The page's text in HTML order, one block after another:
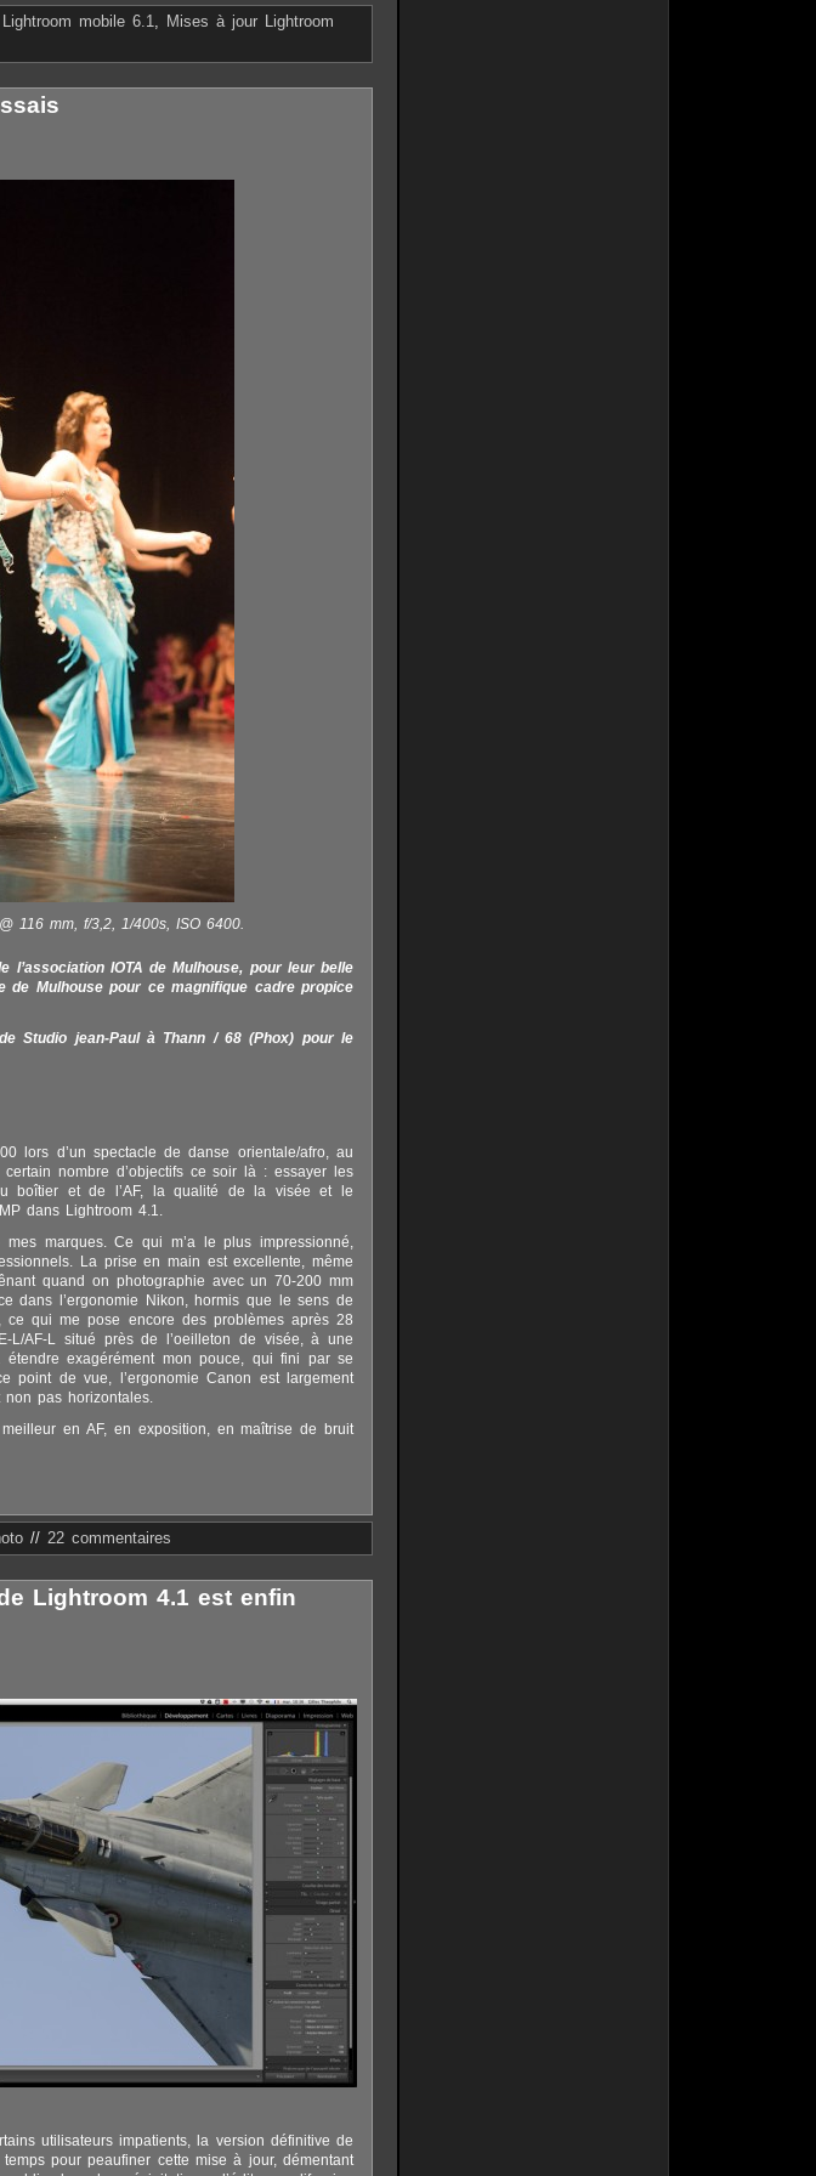
Lightroom mobile 6.1,
Mises à jour Lightroom
116 mm, f/3,2, 1/400s, ISO 6400.
IOTA de Mulhouse, pour leur belle
de Mulhouse pour ce magnifique cadre propice
Studio jean-Paul à Thann / 68 (Phox) pour le
lors d’un spectacle de danse orientale/afro, au
nombre d’objectifs ce soir là : essayer les
boîtier et de l’AF, la qualité de la visée et le
dans Lightroom 4.1.
marques. Ce qui m’a le plus impressionné,
La prise en main est excellente, même
quand on photographie avec un 70-200 mm
dans l’ergonomie Nikon, hormis que le sens de
ce qui me pose encore des problèmes après 28
L/AF-L situé près de l’oeilleton de visée, à une
étendre exagérément mon pouce, qui fini par se
point de vue, l’ergonomie Canon est largement
non pas horizontales.
en AF, en exposition, en maîtrise de bruit
// 22 commentaires
Lightroom 4.1 est enfin
utilisateurs impatients, la version définitive de
pour peaufiner cette mise à jour, démentant